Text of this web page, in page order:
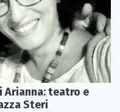
Arianna: teatro e
Steri